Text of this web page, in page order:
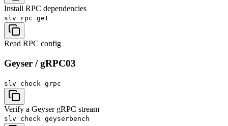
Install RPC dependencies
slv rpc get
Read RPC config
Geyser / gRPC03
slv check grpc
Verify a Geyser gRPC stream
slv check geyserbench